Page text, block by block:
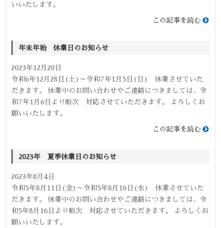
いいたします。
この記事を読む
年末年始 休業日のお知らせ
2023年12月20日
令和6年12月28日(土)～令和7年1月5日(日) 休業させていた
だきます。 休業中のお問い合わせやご連絡につきましては、令
和7年1月6日より順次 対応させていただきます。 よろしくお
願いいたします。
この記事を読む
2023年 夏季休業日のお知らせ
2023年8月4日
令和5年8月11日(金)～令和5年8月16日(水) 休業させていた
だきます。 休業中のお問い合わせやご連絡につきましては、令
和5年8月16日より順次 対応させていただきます。 よろしくお
願いいたします。